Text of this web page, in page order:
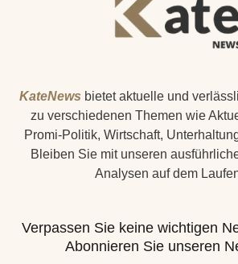
KateNews bietet aktuelle und
zu verschiedenen Themen wie
Promi-Politik, Wirtschaft,
Bleiben Sie mit unseren
Analysen auf dem
Verpassen Sie keine wichtigen
Abonnieren Sie unseren